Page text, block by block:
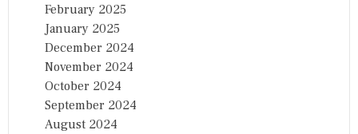
February 2025
January 2025
December 2024
November 2024
October 2024
September 2024
August 2024